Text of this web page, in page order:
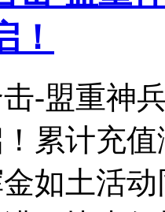
！
击-盟重神
累计充
如土活